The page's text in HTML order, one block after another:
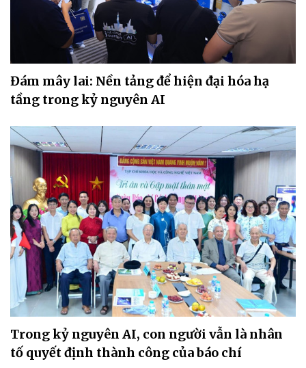
Đám mây lai: Nền tảng để hiện đại hóa hạ
tầng trong kỷ nguyên AI
Trong kỷ nguyên AI, con người vẫn là nhân
tố quyết định thành công của báo chí